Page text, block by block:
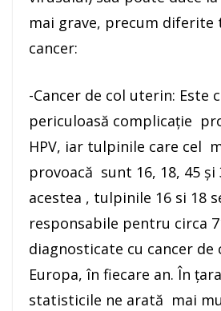
mai grave, precum diferite
cancer:
-Cancer de col uterin: Este
periculoasă complicație
HPV, iar tulpinile care cel
provoacă sunt 16, 18, 45 și
acestea , tulpinile 16 si 18
responsabile pentru circa
diagnosticate cu cancer
Europa, în fiecare an. În
statisticile ne arată mai